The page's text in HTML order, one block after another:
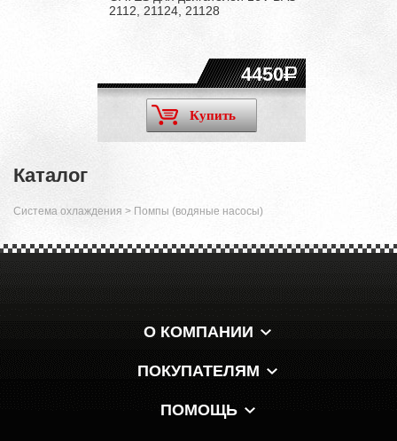
2112, 21124, 21128
4450
Купить
Каталог
Система охлаждения > Помпы (водяные насосы)
О КОМПАНИИ
ПОКУПАТЕЛЯМ
ПОМОЩЬ